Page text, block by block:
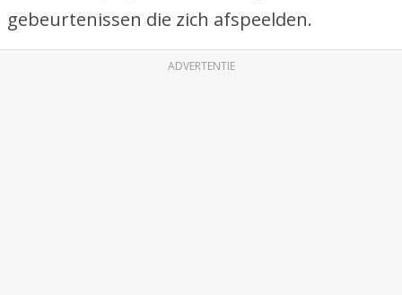
gebeurtenissen die zich afspeelden.
ADVERTENTIE